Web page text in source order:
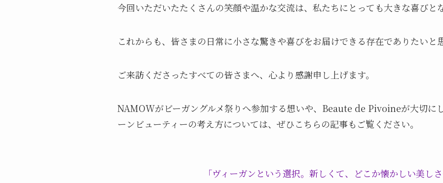
今回いただいたたくさんの笑顔や温かな交流は、私たちにとっても大きな喜びと
これからも、皆さまの日常に小さな驚きや喜びをお届けできる存在でありたいと
ご来訪くださったすべての皆さまへ、心より感謝申し上げます。
NAMOWがビーガングルメ祭りへ参加する想いや、Beaute de Pivoineが大切に
ーンビューティーの考え方については、ぜひこちらの記事もご覧ください。
「ヴィーガンという選択。新しくて、どこか懐かしい美しさ